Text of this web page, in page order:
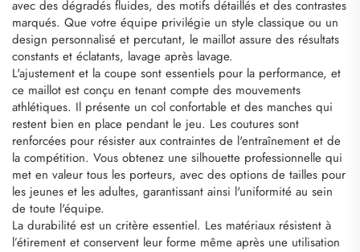
avec des dégradés fluides, des motifs détaillés et des contrastes
marqués. Que votre équipe privilégie un style classique ou un
design personnalisé et percutant, le maillot assure des résultats
constants et éclatants, lavage après lavage.
L'ajustement et la coupe sont essentiels pour la performance, et
ce maillot est conçu en tenant compte des mouvements
athlétiques. Il présente un col confortable et des manches qui
restent bien en place pendant le jeu. Les coutures sont
renforcées pour résister aux contraintes de l'entraînement et de
la compétition. Vous obtenez une silhouette professionnelle qui
met en valeur tous les porteurs, avec des options de tailles pour
les jeunes et les adultes, garantissant ainsi l'uniformité au sein
de toute l'équipe.
La durabilité est un critère essentiel. Les matériaux résistent à
l’étirement et conservent leur forme même après une utilisation